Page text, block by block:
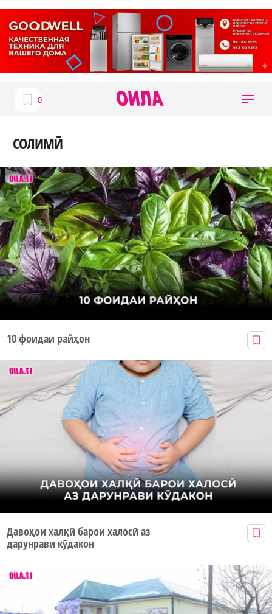
СОЛИМӢ
10 фоидаи райҳон
Давоҳои халқӣ барои халосӣ аз
дарунрави кӯдакон